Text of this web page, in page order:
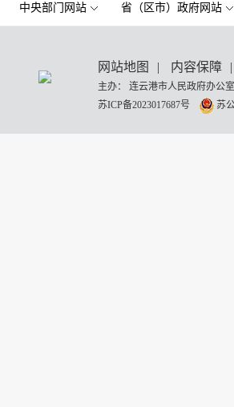
中央部门网站 省（区市）政府网站
网站地图 | 内容保障 |
主办： 连云港市人民政府办
苏ICP备2023017687号
苏